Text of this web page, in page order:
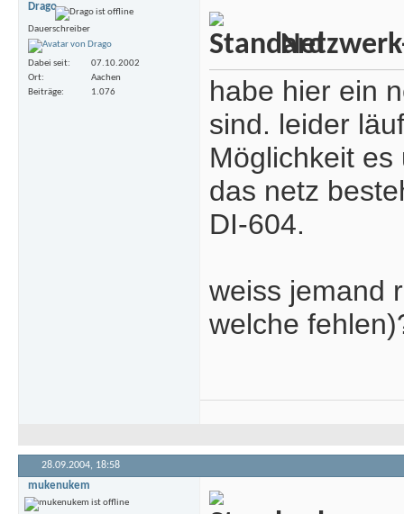
Drago
Dauerschreiber
Dabei seit
07.10.2002
Ort
Aachen
Beiträge
1.076
habe hier ein
sind. leider
Möglichkeit
das netz
DI-604.
weiss jemand
welche
28.09.2004, 18:58
mukenukem